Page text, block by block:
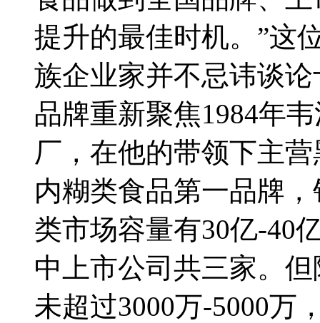
提升的最佳时机。”这
族企业家并不忌讳谈
品牌重新聚焦1984年
厂，在他的带领下主
内糊类食品第一品牌
类市场容量有30亿-40
中上市公司共三家。
未超过3000万-5000万